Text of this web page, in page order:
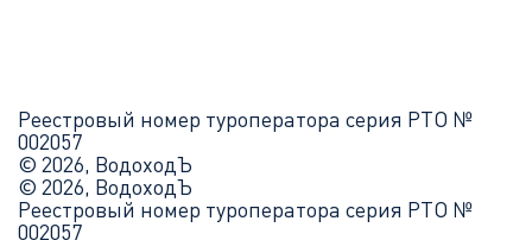
Реестровый номер туроператора серия РТО №
002057
© 2026, ВодоходЪ
© 2026, ВодоходЪ
Реестровый номер туроператора серия РТО №
002057